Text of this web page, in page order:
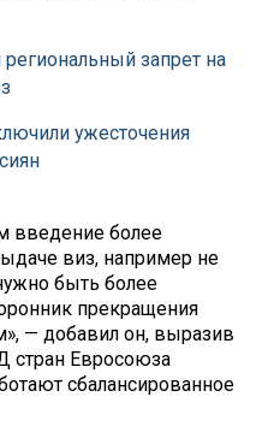
запрет на
ужесточения
введение более
виз, например не
быть более
прекращения
— добавил он, выразив
стран Евросоюза
сбалансированное